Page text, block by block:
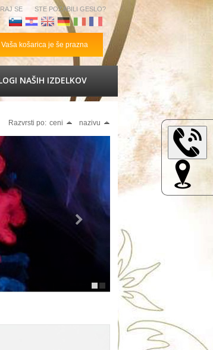
Nemščina
Italijanščina
Francoščina
SE STE POZABILI GESLO?
Vaša košarica je še prazna
NAŠIH IZDELKOV
Razvrsti po: ceni nazivu